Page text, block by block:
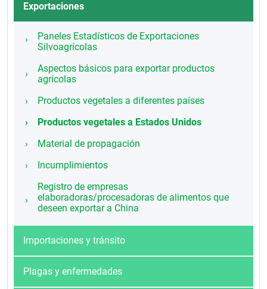
Exportaciones
Paneles Estadísticos de Exportaciones
Silvoagrícolas
Aspectos básicos para exportar productos
agrícolas
Productos vegetales a diferentes países
Productos vegetales a Estados Unidos
Material de propagación
Incumplimientos
Registro de empresas
elaboradoras/procesadoras de alimentos que
deseen exportar a China
Importaciones y tránsito
Plagas y enfermedades